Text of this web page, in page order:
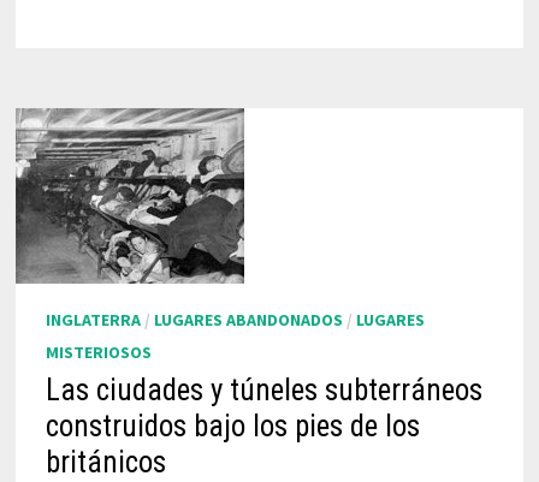
INGLATERRA/ LUGARES ABANDONADOS / LUGARES
MISTERIOSOS
Las ciudades y túneles subterráneos
construidos bajo los pies de los
británicos